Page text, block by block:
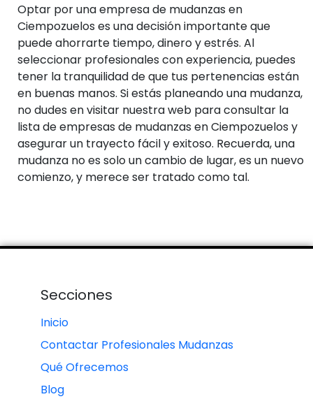
Optar por una empresa de mudanzas en
Ciempozuelos es una decisión importante que
puede ahorrarte tiempo, dinero y estrés. Al
seleccionar profesionales con experiencia, puedes
tener la tranquilidad de que tus pertenencias están
en buenas manos. Si estás planeando una mudanza,
no dudes en visitar nuestra web para consultar la
lista de empresas de mudanzas en Ciempozuelos y
asegurar un trayecto fácil y exitoso. Recuerda, una
mudanza no es solo un cambio de lugar, es un nuevo
comienzo, y merece ser tratado como tal.
Secciones
Inicio
Contactar Profesionales Mudanzas
Qué Ofrecemos
Blog